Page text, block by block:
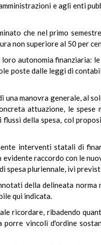
e agli enti
che nel primo
non superiore al 50 per
autonomia finanziaria:
poste dalle leggi di
manovra generale, al
attuazione, le spese
della spesa, col
interventi statali di
raccordo con le
spesa pluriennale, ivi
della delineata norma
qui indicata.
ricordare, ribadendo
vincoli d'ordine